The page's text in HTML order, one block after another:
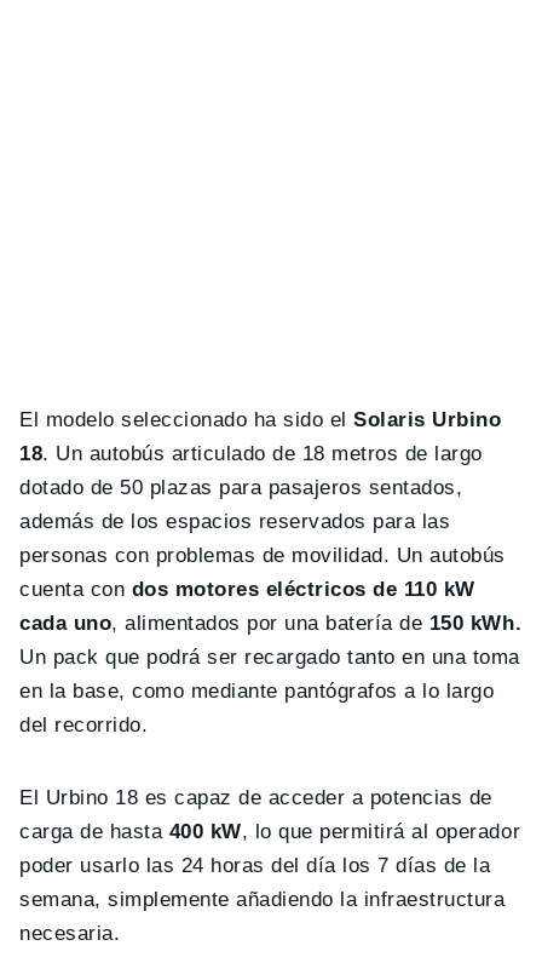
El modelo seleccionado ha sido elSolaris Urbino
18. Un autobús articulado de 18 metros de largo
dotado de 50 plazas para pasajeros sentados,
además de los espacios reservados para las
personas con problemas de movilidad. Un autobús
cuenta con dos motores eléctricos de 110 kW
cada uno, alimentados por una batería de 150 kWh.
Un pack que podrá ser recargado tanto en una toma
en la base, como mediante pantógrafos a lo largo
del recorrido.
El Urbino 18 es capaz de acceder a potencias de
carga de hasta 400 kW, lo que permitirá al operador
poder usarlo las 24 horas del día los 7 días de la
semana, simplemente añadiendo la infraestructura
necesaria.